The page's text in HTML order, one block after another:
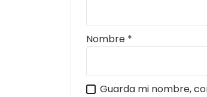
Nombre *
Guarda mi nombre,